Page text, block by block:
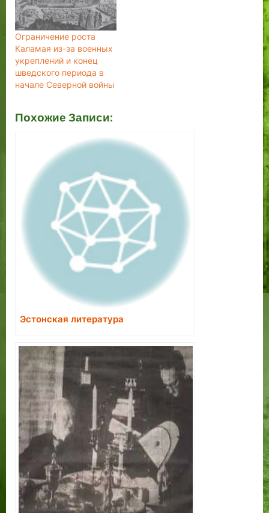
Ограничение роста
Каламая из-за военных
укреплений и конец
шведского периода в
начале Северной войны
Похожие Записи:
Эстонская литература